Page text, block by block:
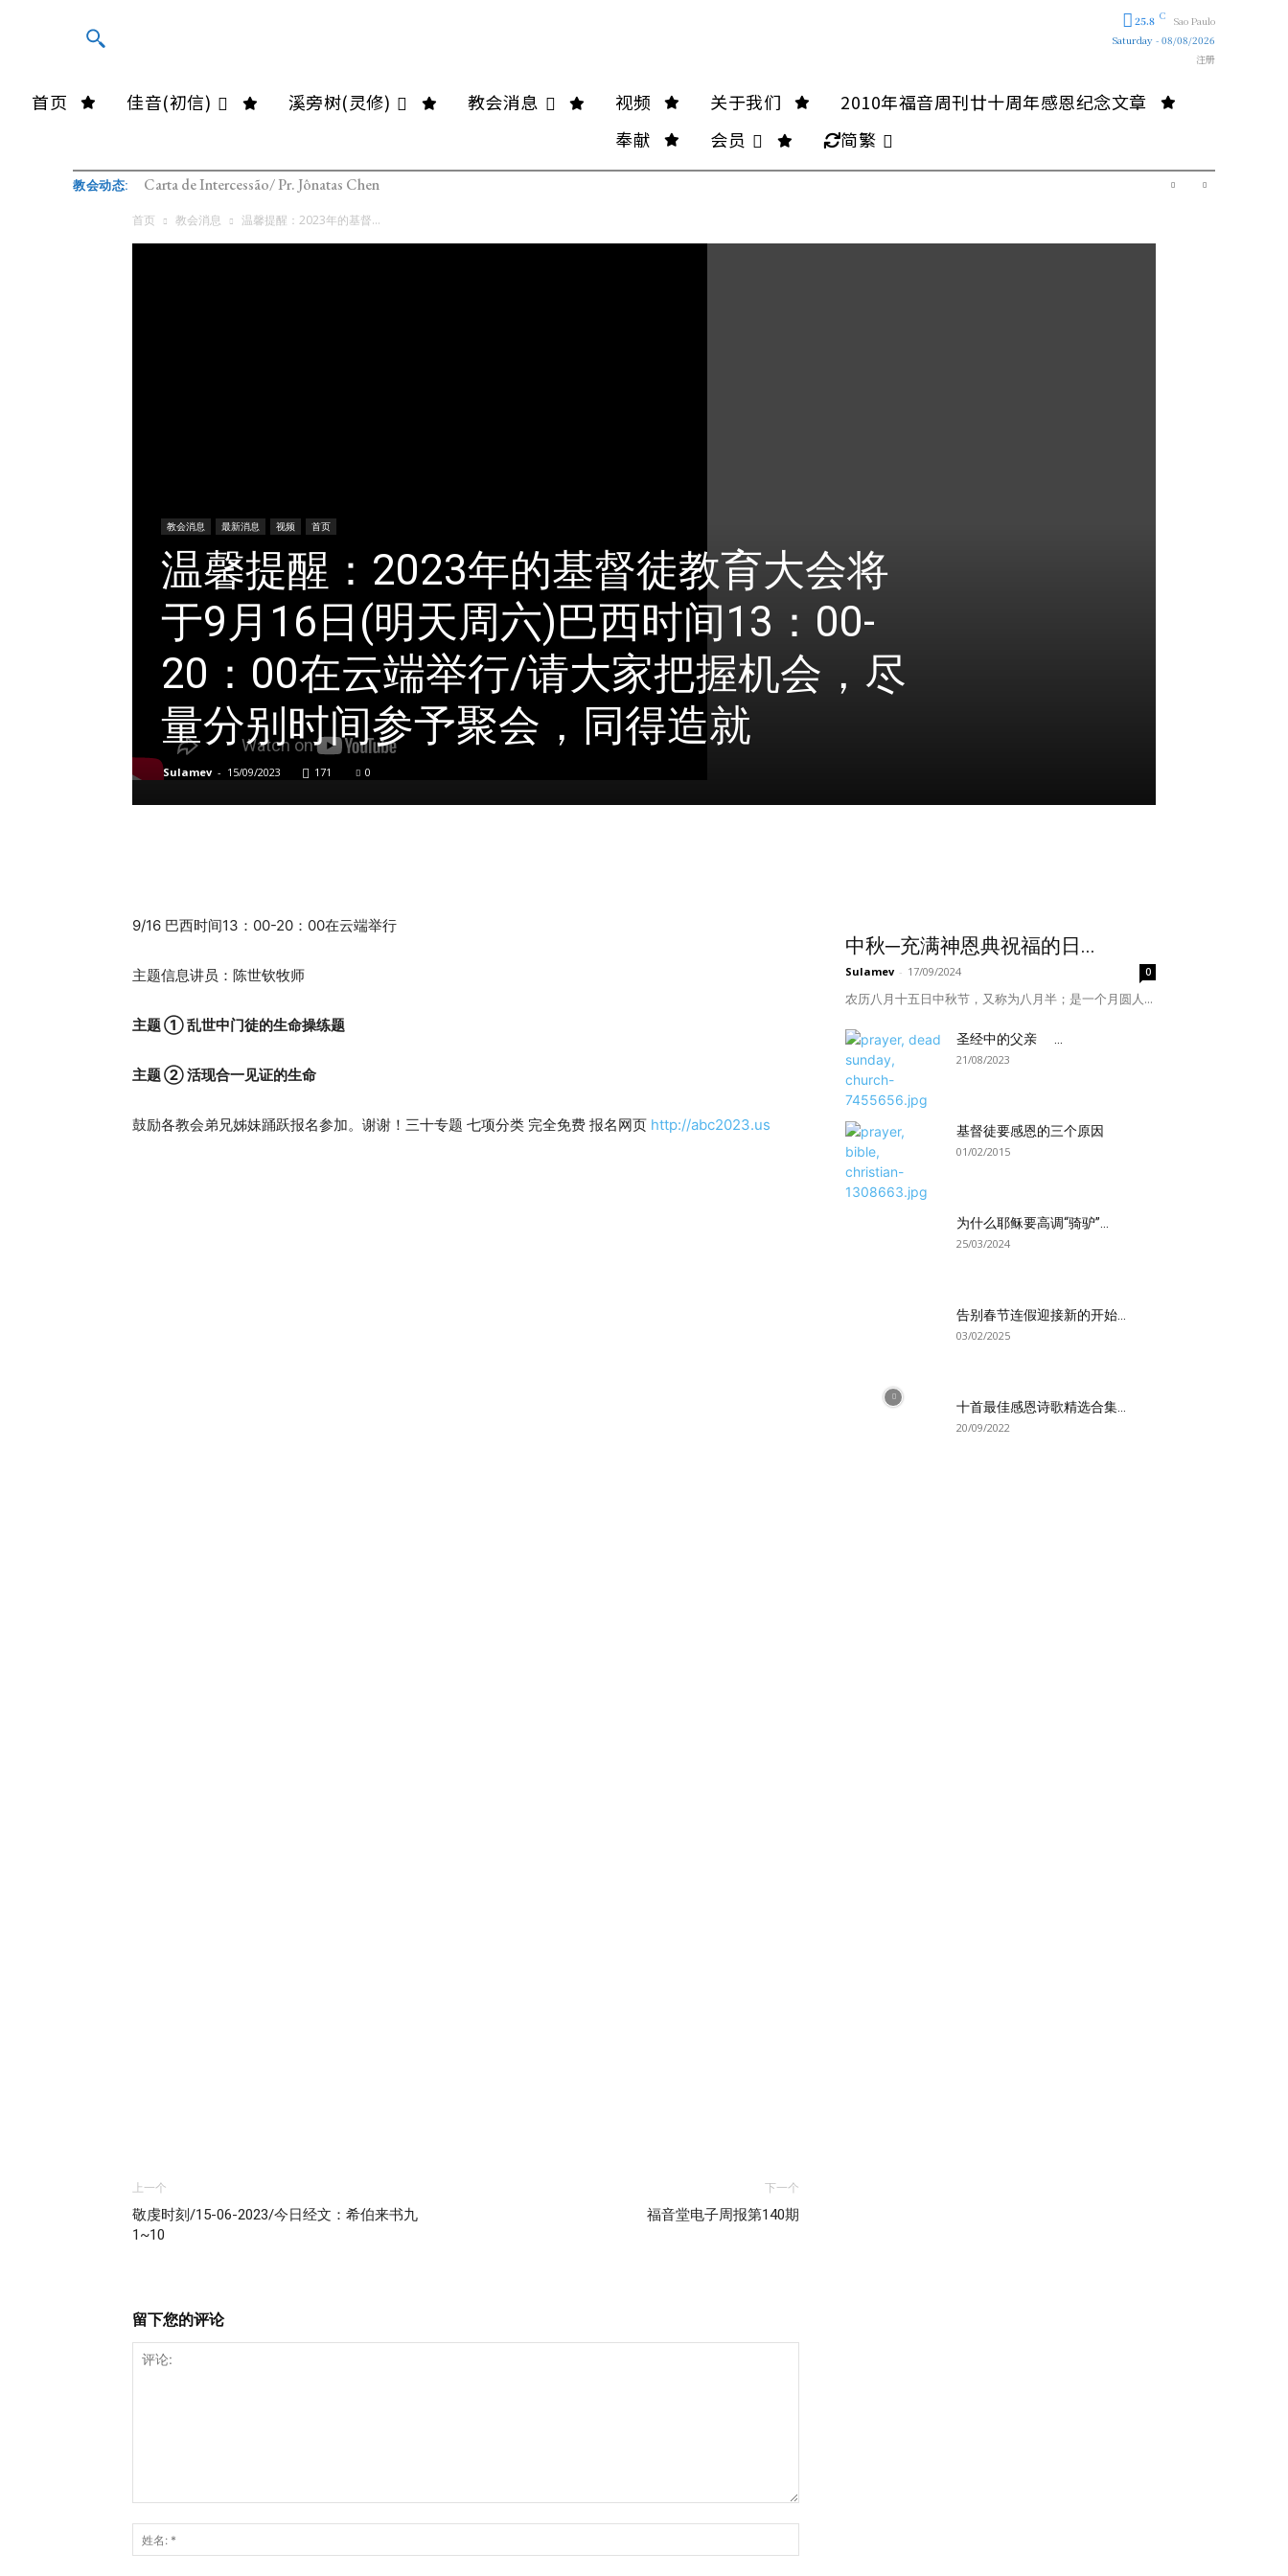
25.8 C
Sao Paulo
Saturday - 08/08/2026
注册
首页 佳音(初信) 溪旁树(灵修) 教会消息 视频 关于我们
2010年福音周刊廿十周年感恩纪念文章
奉献
会员 简繁
教会动态: Carta de Intercessão/ Pr. Jônatas Chen
首页 教会消息 温馨提醒：2023年的基督...
教会消息 最新消息 视频 首页
温馨提醒：2023年的基督徒教育大会将
于9月16日(明天周六)巴西时间13：00-
20：00在云端举行/请大家把握机会，尽
量分别时间参予聚会，同得造就
Sulamev - 15/09/2023 171 0
9/16 巴西时间13：00-20：00在云端举行
主题信息讲员：陈世钦牧师
主题 ① 乱世中门徒的生命操练题
主题 ② 活现合一见证的生命
鼓励各教会弟兄姊妹踊跃报名参加。谢谢！三十专题 七项分类 完全免费 报名网页 http://abc2023.us
上一个
敬虔时刻/15-06-2023/今日经文：希伯来书九
1~10
下一个
福音堂电子周报第140期
留下您的评论
中秋─充满神恩典祝福的日...
Sulamev - 17/09/2024 0
农历八月十五日中秋节，又称为八月半；是一个月圆人...
圣经中的父亲 ...
21/08/2023
基督徒要感恩的三个原因
01/02/2015
为什么耶稣要高调“骑驴”...
25/03/2024
告别春节连假迎接新的开始...
03/02/2025
十首最佳感恩诗歌精选合集...
20/09/2022